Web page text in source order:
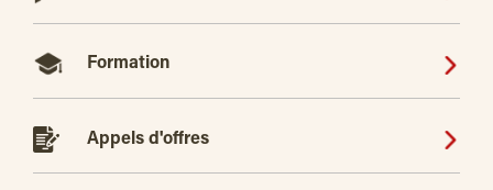
Formation
Appels d'offres